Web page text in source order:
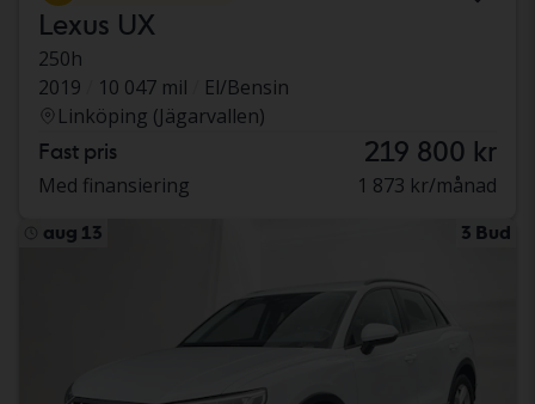
Lexus UX
250h
2019
10 047 mil
El/Bensin
Linköping (Jägarvallen)
Fast pris 219 800 kr
Med finansiering 1 873 kr/månad
aug 13 3 Bud